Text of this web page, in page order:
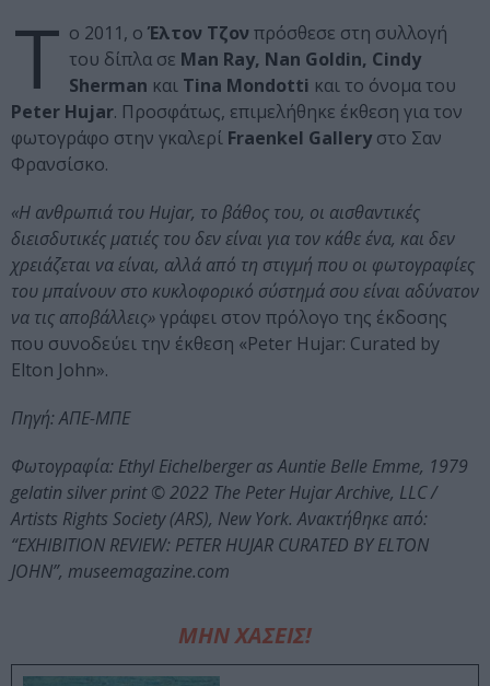
Τ ο 2011, ο Έλτον Τζον πρόσθεσε στη συλλογή
του δίπλα σε Man Ray, Nan Goldin, Cindy
Sherman και Tina Mondotti και το όνομα του
Peter Hujar. Προσφάτως, επιμελήθηκε έκθεση για τον
φωτογράφο στην γκαλερί Fraenkel Gallery στο Σαν
Φρανσίσκο.
«Η ανθρωπιά του Hujar, το βάθος του, οι αισθαντικές
διεισδυτικές ματιές του δεν είναι για τον κάθε ένα, και δεν
χρειάζεται να είναι, αλλά από τη στιγμή που οι φωτογραφίες
του μπαίνουν στο κυκλοφορικό σύστημά σου είναι αδύνατον
να τις αποβάλλεις»γράφει στον πρόλογο της έκδοσης
που συνοδεύει την έκθεση «Peter Hujar: Curated by
Elton John».
Πηγή: ΑΠΕ-ΜΠΕ
Φωτογραφία: Ethyl Eichelberger as Auntie Belle Emme, 1979
gelatin silver print © 2022 The Peter Hujar Archive, LLC /
Artists Rights Society (ARS), New York. Ανακτήθηκε από:
“EXHIBITION REVIEW: PETER HUJAR CURATED BY ELTON
JOHN”, museemagazine.com
ΜΗΝ ΧΑΣΕΙΣ!